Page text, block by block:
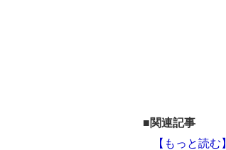
■関連記事
【もっと読